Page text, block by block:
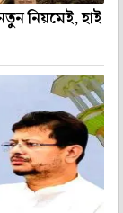
নিয়মেই, হাই